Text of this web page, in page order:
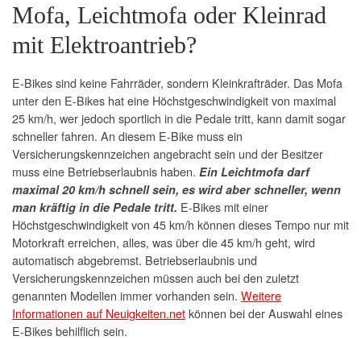
Mofa, Leichtmofa oder Kleinrad
mit Elektroantrieb?
E-Bikes sind keine Fahrräder, sondern Kleinkrafträder. Das Mofa
unter den E-Bikes hat eine Höchstgeschwindigkeit von maximal
25 km/h, wer jedoch sportlich in die Pedale tritt, kann damit sogar
schneller fahren. An diesem E-Bike muss ein
Versicherungskennzeichen angebracht sein und der Besitzer
muss eine Betriebserlaubnis haben. Ein Leichtmofa darf
maximal 20 km/h schnell sein, es wird aber schneller, wenn
man kräftig in die Pedale tritt. E-Bikes mit einer
Höchstgeschwindigkeit von 45 km/h können dieses Tempo nur mit
Motorkraft erreichen, alles, was über die 45 km/h geht, wird
automatisch abgebremst. Betriebserlaubnis und
Versicherungskennzeichen müssen auch bei den zuletzt
genannten Modellen immer vorhanden sein. Weitere
Informationen auf Neuigkeiten.netkönnen bei der Auswahl eines
E-Bikes behilflich sein.